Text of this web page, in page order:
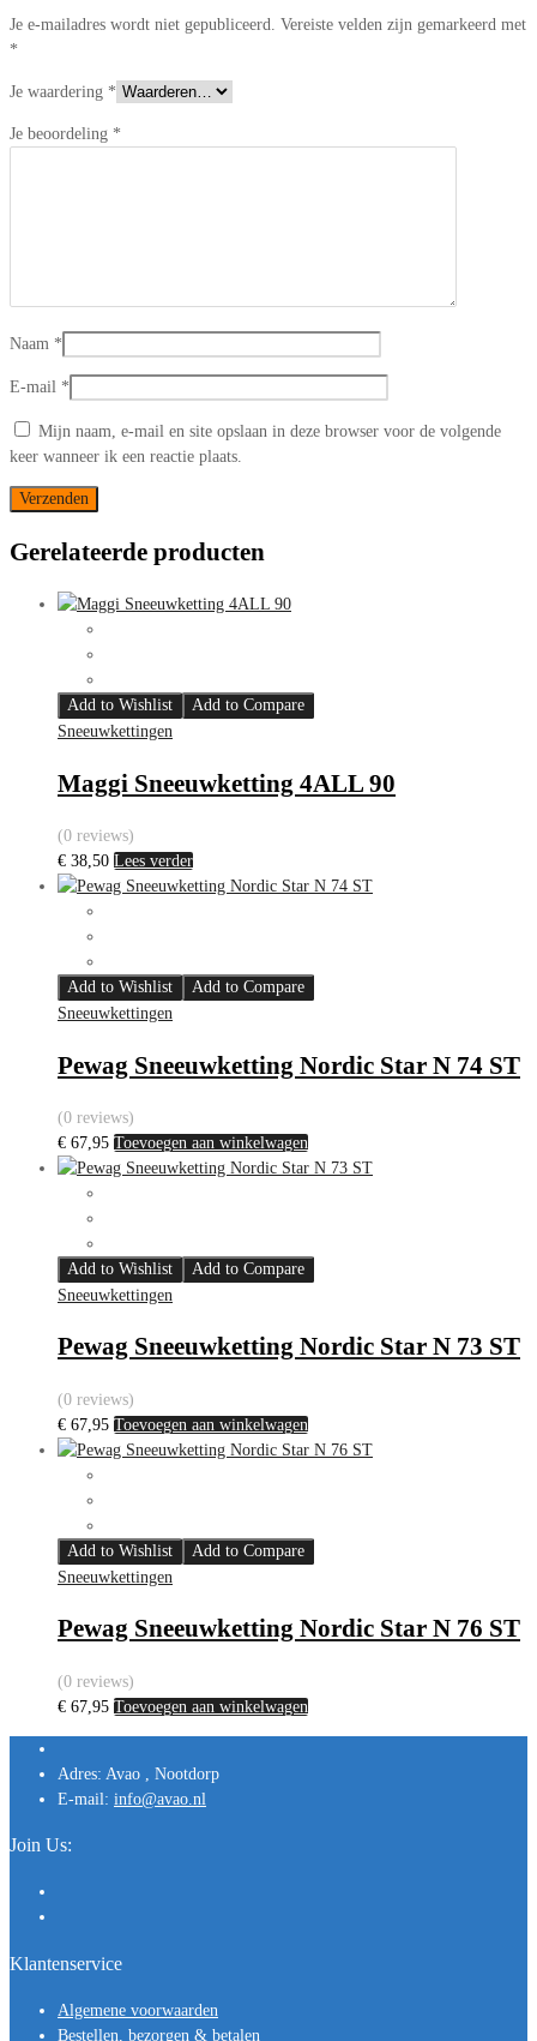
Je e-mailadres wordt niet gepubliceerd. Vereiste velden zijn gemarkeerd met
*
Je waardering *
Je beoordeling *
Naam *
E-mail *
Mijn naam, e-mail en site opslaan in deze browser voor de volgende
keer wanneer ik een reactie plaats.
Gerelateerde producten
Add to Wishlist
Add to Compare
Sneeuwkettingen
Maggi Sneeuwketting 4ALL 90
(0 reviews)
€ 38,50 Lees verder
Add to Wishlist
Add to Compare
Sneeuwkettingen
Pewag Sneeuwketting Nordic Star N 74 ST
(0 reviews)
€ 67,95 Toevoegen aan winkelwagen
Add to Wishlist
Add to Compare
Sneeuwkettingen
Pewag Sneeuwketting Nordic Star N 73 ST
(0 reviews)
€ 67,95 Toevoegen aan winkelwagen
Add to Wishlist
Add to Compare
Sneeuwkettingen
Pewag Sneeuwketting Nordic Star N 76 ST
(0 reviews)
€ 67,95 Toevoegen aan winkelwagen
Adres: Avao , Nootdorp
E-mail: info@avao.nl
Join Us:
Klantenservice
Algemene voorwaarden
Bestellen, bezorgen & betalen